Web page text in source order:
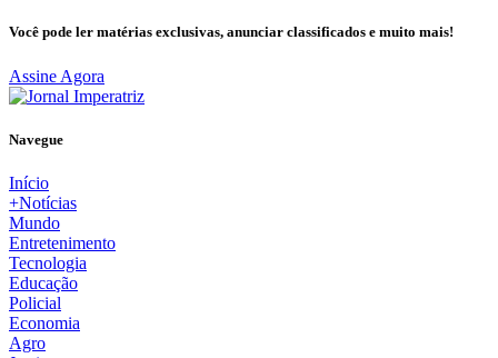
Você pode ler matérias exclusivas, anunciar classificados e muito mais!
Assine Agora
Navegue
Início
+Notícias
Mundo
Entretenimento
Tecnologia
Educação
Policial
Economia
Agro